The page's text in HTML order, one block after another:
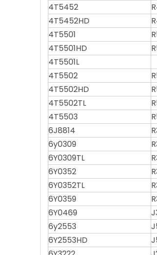
4T5452
4T5452HD
4T5501
4T5501HD
4T5501L
4T5502
4T5502HD
4T5502TL
4T5503
6J8814
6y0309
6Y0309TL
6Y0352
6Y0352TL
6Y0359
6Y0469
6y2553
6Y2553HD